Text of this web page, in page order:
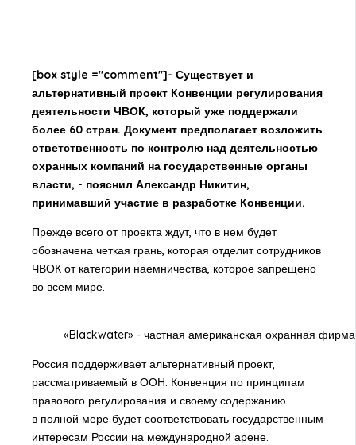
[box style ="comment"]- Существует и
альтернативный проект Конвенции регулирования
деятельности ЧВОК, который уже поддержали
более 60 стран. Документ предполагает возложить
ответственность по контролю над деятельностью
охранных компаний на государственные органы
власти, - пояснил Александр Никитин,
принимавший участие в разработке Конвенции.
Прежде всего от проекта ждут, что в нем будет
обозначена четкая грань, которая отделит сотрудников
ЧВОК от категории наемничества, которое запрещено
во всем мире.
«Blackwater» - частная американская охранная
Россия поддерживает альтернативный проект,
рассматриваемый в ООН. Конвенция по принципам
правового регулирования и своему содержанию
в полной мере будет соответствовать государственным
интересам России на международной арене.